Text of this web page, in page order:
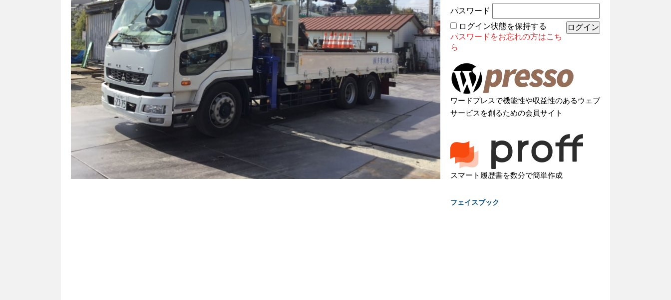
パスワード
ログイン状態を保持する
パスワードをお忘れの方はこち
ら
ワードプレスで機能性や収益性のあるウェブ
サービスを創るための会員サイト
スマート履歴書を数分で簡単作成
フェイスブック